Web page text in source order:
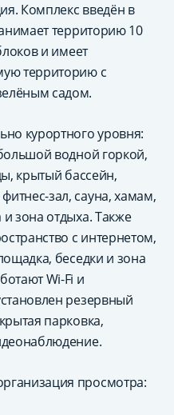
Комплекс введён в
территорию 10
и имеет
территорию с
садом.
курортного уровня:
водной горкой,
крытый бассейн,
зал, сауна, хамам,
зона отдыха. Также
с интернетом,
беседки и зона
Wi-Fi и
резервный
парковка,
просмотра: